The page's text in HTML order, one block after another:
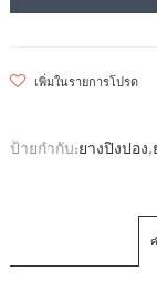
เพิ่มในรายการโปรด
ป้ายกำกับ:ยางปิงปอง,